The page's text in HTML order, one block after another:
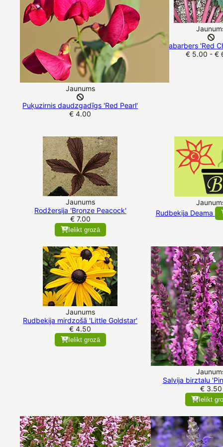
Jaunums
Puķuzirnis daudzgadīgs 'Red Pearl'
€ 4.00
Rabarbers 'Red
€ 5.00 - €
Jaunums
Rodžersija 'Bronze Peacock'
€ 7.00
Ielikt grozā
Rudbekija Deama
Jaunums
Rudbekija mirdzošā 'Little Goldstar'
€ 4.50
Ielikt grozā
Salvija birztalu
€ 3.50
Ielikt